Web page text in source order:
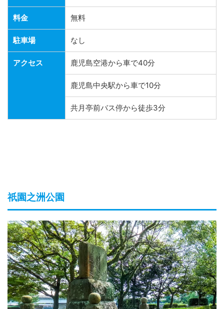
料金 無料
駐車場 なし
アクセス 鹿児島空港から車で40分
鹿児島中央駅から車で10分
共月亭前バス停から徒歩3分
祇園之洲公園